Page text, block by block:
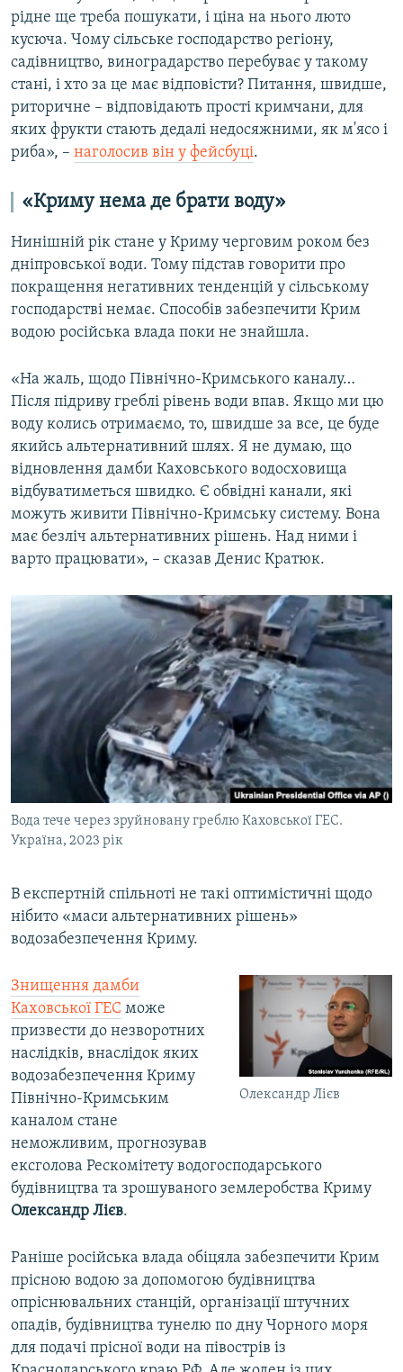
рідне ще треба пошукати, і ціна на нього люто
кусюча. Чому сільське господарство регіону,
садівництво, виноградарство перебуває у такому
стані, і хто за це має відповісти? Питання, швидше,
риторичне – відповідають прості кримчани, для
яких фрукти стають дедалі недосяжними, як м'ясо і
риба», – наголосив він у фейсбуці.
«Криму нема де брати воду»
Нинішній рік стане у Криму черговим роком без
дніпровської води. Тому підстав говорити про
покращення негативних тенденцій у сільському
господарстві немає. Способів забезпечити Крим
водою російська влада поки не знайшла.
«На жаль, щодо Північно-Кримського каналу…
Після підриву греблі рівень води впав. Якщо ми цю
воду колись отримаємо, то, швидше за все, це буде
якийсь альтернативний шлях. Я не думаю, що
відновлення дамби Каховського водосховища
відбуватиметься швидко. Є обвідні канали, які
можуть живити Північно-Кримську систему. Вона
має безліч альтернативних рішень. Над ними і
варто працювати», – сказав Денис Кратюк.
Вода тече через зруйновану греблю Каховської ГЕС.
Україна, 2023 рік
В експертній спільноті не такі оптимістичні щодо
нібито «маси альтернативних рішень»
водозабезпечення Криму.
Олександр Лієв
Знищення дамби
Каховської ГЕС може
призвести до незворотних
наслідків, внаслідок яких
водозабезпечення Криму
Північно-Кримським
каналом стане
неможливим, прогнозував
ексголова Рескомітету водогосподарського
будівництва та зрошуваного землеробства Криму
Олександр Лієв.
Раніше російська влада обіцяла забезпечити Крим
прісною водою за допомогою будівництва
опріснювальних станцій, організації штучних
опадів, будівництва тунелю по дну Чорного моря
для подачі прісної води на півострів із